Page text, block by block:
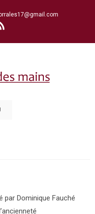
par Dominique Fauché